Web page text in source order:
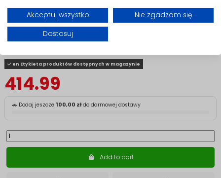
Akceptuj wszystko
Nie zgadzam się
Dostosuj
Variants
en Etykieta produktów dostępnych w magazynie
414.99
🚗 Dodaj jeszcze 100,00 złdo darmowej dostawy
Add to cart